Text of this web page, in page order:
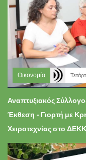
Οικονομία
Αναπτυξιακός
Έκθεση - Γιορτή με
Χειροτεχνίας στο